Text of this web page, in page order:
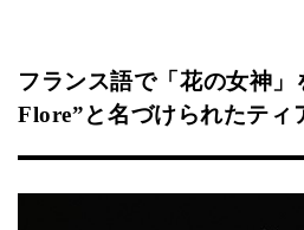
フランス語で「花の女神
Flore”と名づけられたティ